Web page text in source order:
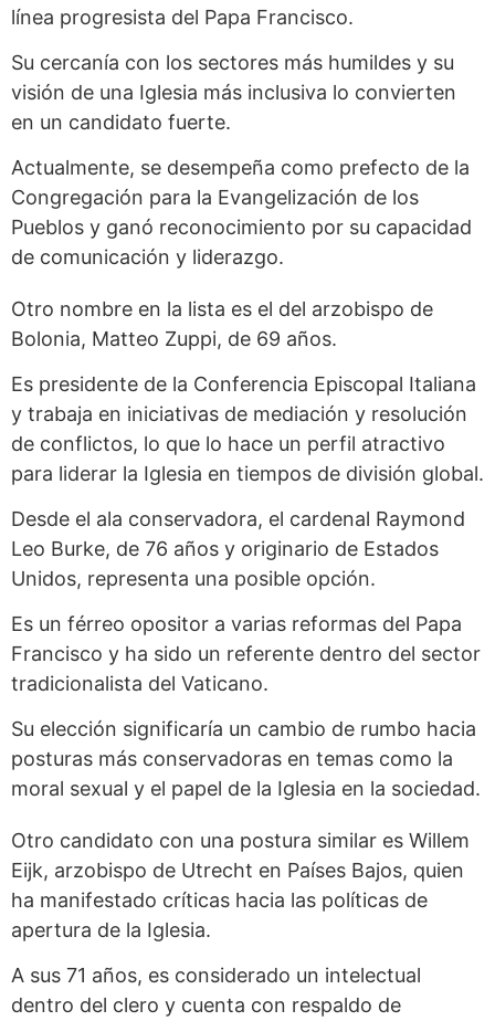
línea progresista del Papa Francisco.
Su cercanía con los sectores más humildes y su
visión de una Iglesia más inclusiva lo convierten
en un candidato fuerte.
Actualmente, se desempeña como prefecto de la
Congregación para la Evangelización de los
Pueblos y ganó reconocimiento por su capacidad
de comunicación y liderazgo.
Otro nombre en la lista es el del arzobispo de
Bolonia, Matteo Zuppi, de 69 años.
Es presidente de la Conferencia Episcopal Italiana
y trabaja en iniciativas de mediación y resolución
de conflictos, lo que lo hace un perfil atractivo
para liderar la Iglesia en tiempos de división global.
Desde el ala conservadora, el cardenal Raymond
Leo Burke, de 76 años y originario de Estados
Unidos, representa una posible opción.
Es un férreo opositor a varias reformas del Papa
Francisco y ha sido un referente dentro del sector
tradicionalista del Vaticano.
Su elección significaría un cambio de rumbo hacia
posturas más conservadoras en temas como la
moral sexual y el papel de la Iglesia en la sociedad.
Otro candidato con una postura similar es Willem
Eijk, arzobispo de Utrecht en Países Bajos, quien
ha manifestado críticas hacia las políticas de
apertura de la Iglesia.
A sus 71 años, es considerado un intelectual
dentro del clero y cuenta con respaldo de